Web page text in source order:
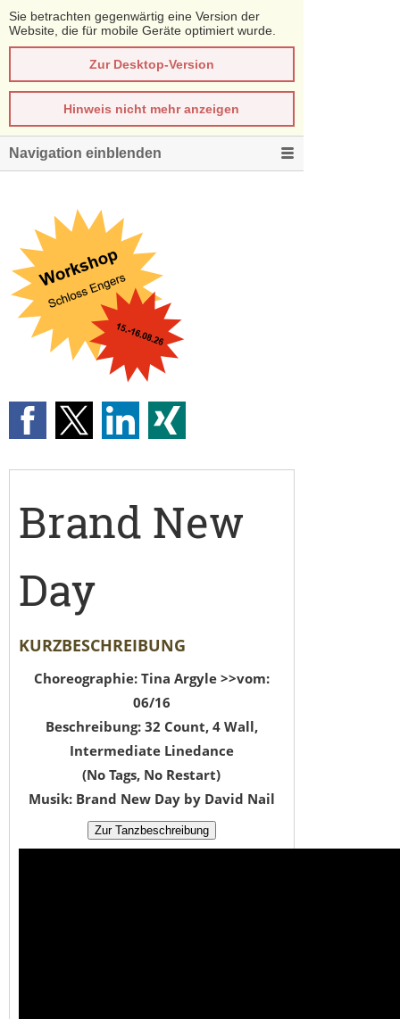
Sie betrachten gegenwärtig eine Version der
Website, die für mobile Geräte optimiert wurde.
Zur Desktop-Version
Hinweis nicht mehr anzeigen
Navigation einblenden
Brand New
Day
KURZBESCHREIBUNG
Choreographie: Tina Argyle >>vom:
06/16
Beschreibung: 32 Count, 4 Wall,
Intermediate Linedance
(No Tags, No Restart)
Musik: Brand New Day by David Nail